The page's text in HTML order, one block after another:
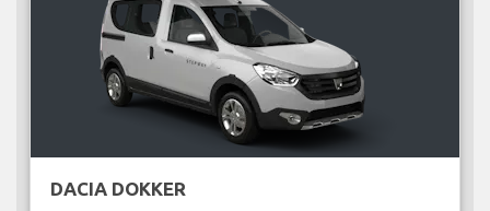
DACIA DOKKER